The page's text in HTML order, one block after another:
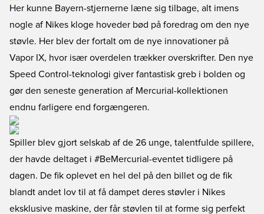
Her kunne Bayern-stjernerne læne sig tilbage, alt imens
nogle af Nikes kloge hoveder bød på foredrag om den nye
støvle. Her blev der fortalt om de nye innovationer på
Vapor IX, hvor især overdelen trækker overskrifter. Den nye
Speed Control-teknologi giver fantastisk greb i bolden og
gør den seneste generation af Mercurial-kollektionen
endnu farligere end forgængeren.
Spiller blev gjort selskab af de 26 unge, talentfulde spillere,
der havde deltaget i #BeMercurial-eventet tidligere på
dagen. De fik oplevet en hel del på den billet og de fik
blandt andet lov til at få dampet deres støvler i Nikes
eksklusive maskine, der får støvlen til at forme sig perfekt